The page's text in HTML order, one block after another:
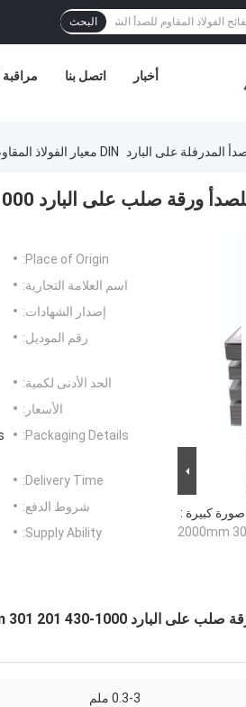
البحث
مراقبة اتصل بنا أخبار
المدرفلة على البارد DIN معيار الفولاذ المقاوم للصدأ ورقة صلب على البارد 1000-2000mm 301 201 430
صورة كبيرة :
Place of Origin:
اسم العلامة التجارية:
إصدار الشهادات:
رقم الموديل:
الحد الأدنى لكمية:
الأسعار:
Packaging Details:
Delivery Time:
شروط الدفع:
Supply Ability:
0.3-3 ملم